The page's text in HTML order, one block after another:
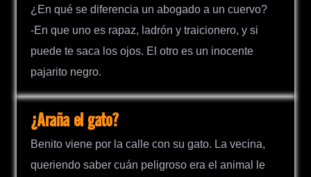
¿En qué se diferencia un abogado a un cuervo?
-En que uno es rapaz, ladrón y traicionero, y si
puede te saca los ojos. El otro es un inocente
pajarito negro.
¿Araña el gato?
Benito viene por la calle con su gato. La vecina,
queriendo saber cuán peligroso era el animal le